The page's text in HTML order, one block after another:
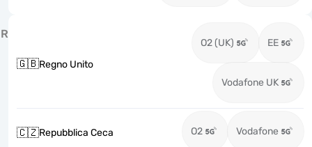
R
🇬🇧Regno Unito
O2 (UK) EE
Vodafone UK
🇨🇿Repubblica Ceca O2 Vodafone